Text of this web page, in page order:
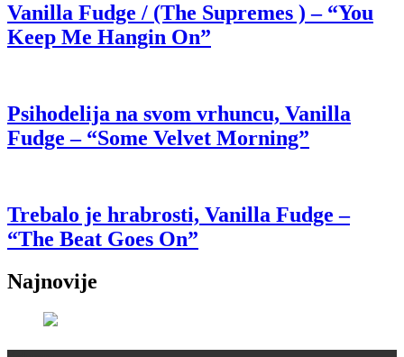
Vanilla Fudge / (The Supremes ) – “You
Keep Me Hangin On”
Psihodelija na svom vrhuncu, Vanilla
Fudge – “Some Velvet Morning”
Trebalo je hrabrosti, Vanilla Fudge –
“The Beat Goes On”
Najnovije